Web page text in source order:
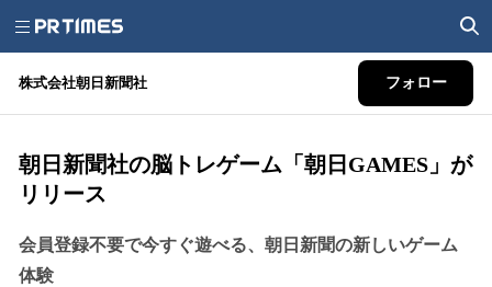
株式会社朝日新聞社 フォロー
朝日新聞社の脳トレゲーム「朝日GAMES」が
リリース
会員登録不要で今すぐ遊べる、朝日新聞の新しいゲーム
体験